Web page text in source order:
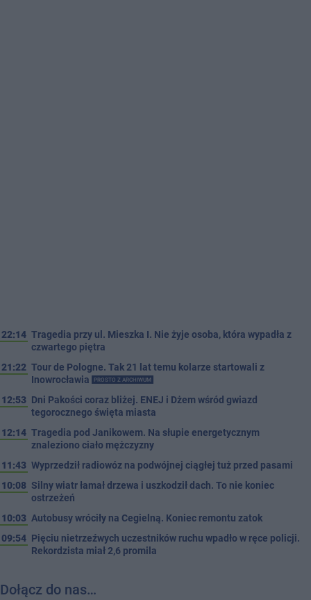
22:14 Tragedia przy ul. Mieszka I. Nie żyje osoba, która wypadła z
czwartego piętra
21:22 Tour de Pologne. Tak 21 lat temu kolarze startowali z
Inowrocławia
PROSTO Z ARCHIWUM
12:53 Dni Pakości coraz bliżej. ENEJ i Dżem wśród gwiazd
tegorocznego święta miasta
12:14 Tragedia pod Janikowem. Na słupie energetycznym
znaleziono ciało mężczyzny
11:43 Wyprzedził radiowóz na podwójnej ciągłej tuż przed pasami
10:08 Silny wiatr łamał drzewa i uszkodził dach. To nie koniec
ostrzeżeń
10:03 Autobusy wróciły na Cegielną. Koniec remontu zatok
09:54 Pięciu nietrzeźwych uczestników ruchu wpadło w ręce policji.
Rekordzista miał 2,6 promila
Dołącz do nas…